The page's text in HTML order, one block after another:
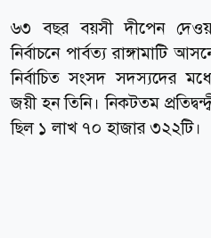
৬৩ বছর বয়সী দীপেন
নির্বাচনে পার্বত্য রাঙ্গামাটি
নির্বাচিত সংসদ সদস্যদের
জয়ী হন তিনি। নিকটতম
ছিল ১ লাখ ৭০ হাজার ৩২২টি।